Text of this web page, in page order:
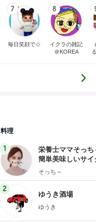
7
毎日笑顔で☆
8
イクラの雑記
＠KOREA
料理
1
栄養士ママそっち
簡単美味しいサイ
献立
そっち～
2
ゆうき酒場
ゆうき